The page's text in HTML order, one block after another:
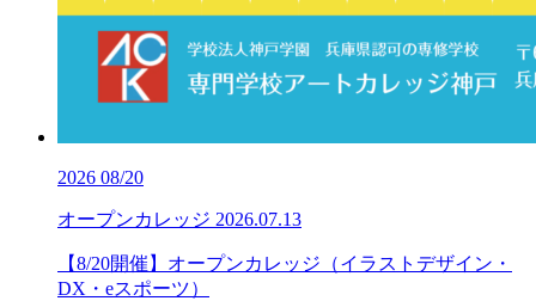
2026 08/20
オープンカレッジ 2026.07.13
【8/20開催】オープンカレッジ（イラストデザイン・
DX・eスポーツ）